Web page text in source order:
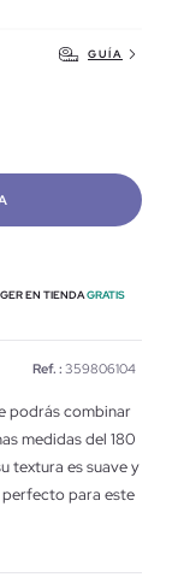
GUÍA
EN TIENDAGRATIS
Ref. : 359806104
podrás combinar
medidas del 180
textura es suave y
para este